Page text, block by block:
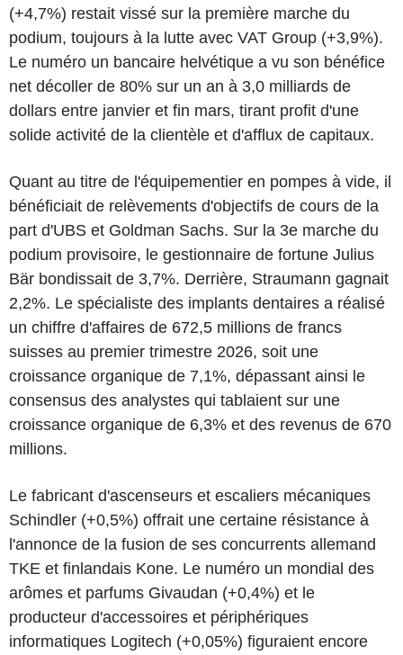
(+4,7%) restait vissé sur la première marche du
podium, toujours à la lutte avec VAT Group (+3,9%).
Le numéro un bancaire helvétique a vu son bénéfice
net décoller de 80% sur un an à 3,0 milliards de
dollars entre janvier et fin mars, tirant profit d'une
solide activité de la clientèle et d'afflux de capitaux.
Quant au titre de l'équipementier en pompes à vide, il
bénéficiait de relèvements d'objectifs de cours de la
part d'UBS et Goldman Sachs. Sur la 3e marche du
podium provisoire, le gestionnaire de fortune Julius
Bär bondissait de 3,7%. Derrière, Straumann gagnait
2,2%. Le spécialiste des implants dentaires a réalisé
un chiffre d'affaires de 672,5 millions de francs
suisses au premier trimestre 2026, soit une
croissance organique de 7,1%, dépassant ainsi le
consensus des analystes qui tablaient sur une
croissance organique de 6,3% et des revenus de 670
millions.
Le fabricant d'ascenseurs et escaliers mécaniques
Schindler (+0,5%) offrait une certaine résistance à
l'annonce de la fusion de ses concurrents allemand
TKE et finlandais Kone. Le numéro un mondial des
arômes et parfums Givaudan (+0,4%) et le
producteur d'accessoires et périphériques
informatiques Logitech (+0,05%) figuraient encore